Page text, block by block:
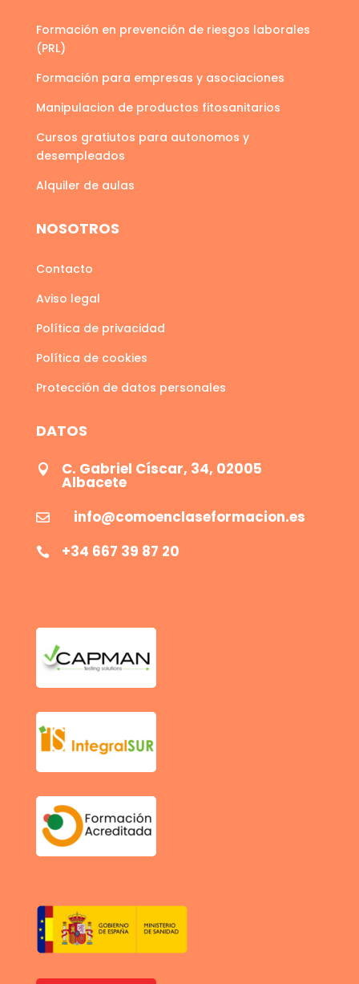
Formación en prevención de riesgos laborales
(PRL)
Formación para empresas y asociaciones
Manipulacion de productos fitosanitarios
Cursos gratiutos para autonomos y
desempleados
Alquiler de aulas
NOSOTROS
Contacto
Aviso legal
Política de privacidad
Política de cookies
Protección de datos personales
DATOS
 C. Gabriel Císcar, 34, 02005
Albacete
 info@comoenclaseformacion.es
 +34 667 39 87 20